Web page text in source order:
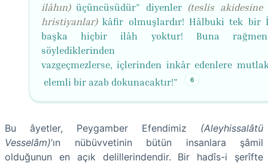
ilâhın)üçüncüsüdür” diyenler (teslis akidesine
hristiyanlar)kâfir olmuşlardır! Hâlbuki tek bir
başka hiçbir ilâh yoktur! Buna
söylediklerinden
vazgeçmezlerse, içlerinden inkâr edenlere
elemli bir azab dokunacaktır!"
6
Bu âyetler, Peygamber Efendimiz (Aleyhissalâtü
Vesselâm)’ın nübüvvetinin bütün insanlara şâmil
olduğunun en açık delillerindendir. Bir hadîs-i şerîfte